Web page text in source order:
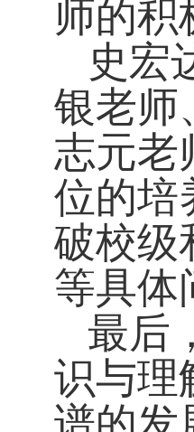
师的积
史宏
银老师
志元老
位的培
破校级
等具体
最后
识与理